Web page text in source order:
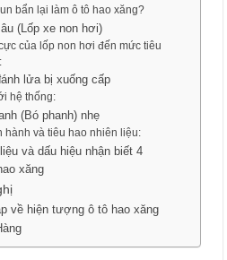
bẩn lại làm ô tô hao xăng?
(Lốp xe non hơi)
của lốp non hơi đến mức tiêu
lửa bị xuống cấp
hệ thống:
(Bó phanh) nhẹ
hành và tiêu hao nhiên liệu:
và dấu hiệu nhận biết 4
xăng
về hiện tượng ô tô hao xăng